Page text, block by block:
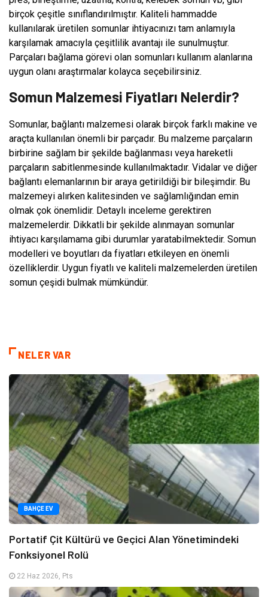
birçok çeşitle sınıflandırılmıştır. Kaliteli hammadde
kullanılarak üretilen somunlar ihtiyacınızı tam anlamıyla
karşılamak amacıyla çeşitlilik avantajı ile sunulmuştur.
Parçaları bağlama görevi olan somunları kullanım alanlarına
uygun olanı araştırmalar kolayca seçebilirsiniz.
Somun Malzemesi Fiyatları Nelerdir?
Somunlar, bağlantı malzemesi olarak birçok farklı makine ve
araçta kullanılan önemli bir parçadır. Bu malzeme parçaların
birbirine sağlam bir şekilde bağlanması veya hareketli
parçaların sabitlenmesinde kullanılmaktadır. Vidalar ve diğer
bağlantı elemanlarının bir araya getirildiği bir bileşimdir. Bu
malzemeyi alırken kalitesinden ve sağlamlığından emin
olmak çok önemlidir. Detaylı inceleme gerektiren
malzemelerdir. Dikkatli bir şekilde alınmayan somunlar
ihtiyacı karşılamama gibi durumlar yaratabilmektedir. Somun
modelleri ve boyutları da fiyatları etkileyen en önemli
özelliklerdir. Uygun fiyatlı ve kaliteli malzemelerden üretilen
somun çeşidi bulmak mümkündür.
NELER VAR
BAHÇE EV
Portatif Çit Kültürü ve Geçici Alan Yönetimindeki
Fonksiyonel Rolü
22 Haz 2026, Pts